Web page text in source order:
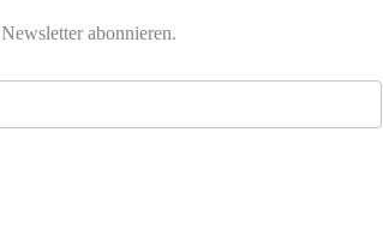
abonnieren.